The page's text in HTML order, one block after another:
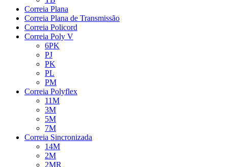
Correia Plana
Correia Plana de Transmissão
Correia Policord
Correia Poly V
6PK
PJ
PK
PL
PM
Correia Polyflex
11M
3M
5M
7M
Correia Sincronizada
14M
2M
2MR